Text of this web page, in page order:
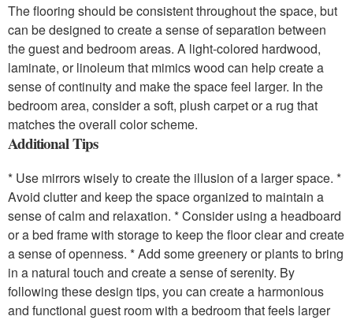
The flooring should be consistent throughout the space, but
can be designed to create a sense of separation between
the guest and bedroom areas. A light-colored hardwood,
laminate, or linoleum that mimics wood can help create a
sense of continuity and make the space feel larger. In the
bedroom area, consider a soft, plush carpet or a rug that
matches the overall color scheme.
Additional Tips
* Use mirrors wisely to create the illusion of a larger space. *
Avoid clutter and keep the space organized to maintain a
sense of calm and relaxation. * Consider using a headboard
or a bed frame with storage to keep the floor clear and create
a sense of openness. * Add some greenery or plants to bring
in a natural touch and create a sense of serenity. By
following these design tips, you can create a harmonious
and functional guest room with a bedroom that feels larger